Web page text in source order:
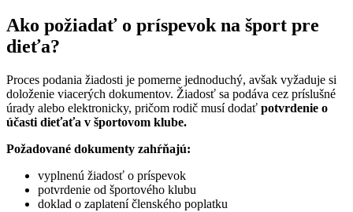
Ako požiadať o príspevok na šport pre
dieťa?
Proces podania žiadosti je pomerne jednoduchý, avšak vyžaduje si
doloženie viacerých dokumentov. Žiadosť sa podáva cez príslušné
úrady alebo elektronicky, pričom rodič musí dodať potvrdenie o
účasti dieťaťa v športovom klube.
Požadované dokumenty zahŕňajú:
vyplnenú žiadosť o príspevok
potvrdenie od športového klubu
doklad o zaplatení členského poplatku